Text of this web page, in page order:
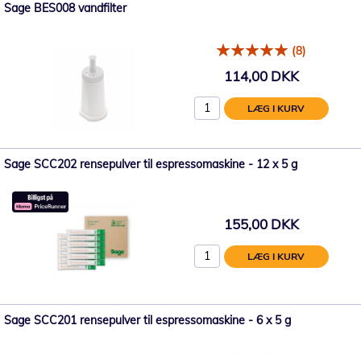
Sage BES008 vandfilter
(8)
114,00 DKK
LÆG I KURV
Sage SCC202 rensepulver til espressomaskine - 12 x 5 g
155,00 DKK
LÆG I KURV
Sage SCC201 rensepulver til espressomaskine - 6 x 5 g